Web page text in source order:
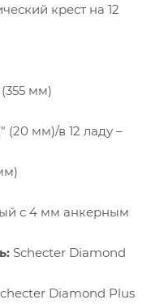
крест на 12
(355 мм)
(20 мм)/в 12 ладу –
с 4 мм анкерным
Schecter Diamond
Diamond Plus